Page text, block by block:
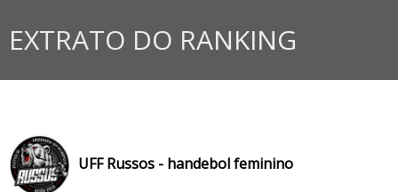
EXTRATO DO RANKING
UFF Russos - handebol feminino